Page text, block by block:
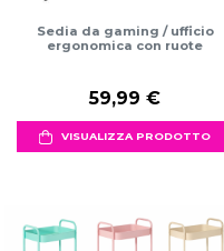
Sedia da gaming / ufficio
ergonomica con ruote
59,99 €
VISUALIZZA PRODOTTO